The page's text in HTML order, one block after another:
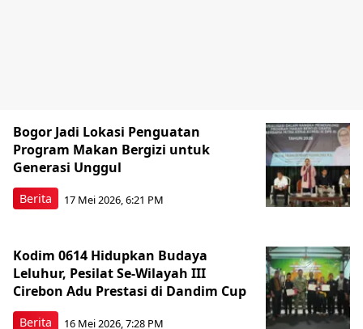
Berita
Bogor Jadi Lokasi Penguatan
Program Makan Bergizi untuk
Generasi Unggul
17 Mei 2026, 6:21 PM
Berita
Kodim 0614 Hidupkan Budaya
Leluhur, Pesilat Se-Wilayah III
Cirebon Adu Prestasi di Dandim Cup
16 Mei 2026, 7:28 PM